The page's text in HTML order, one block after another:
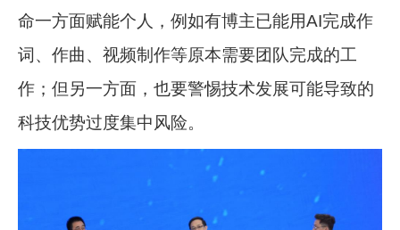
命一方面赋能个人，例如有博主已能用AI完成作
词、作曲、视频制作等原本需要团队完成的工
作；但另一方面，也要警惕技术发展可能导致的
科技优势过度集中风险。